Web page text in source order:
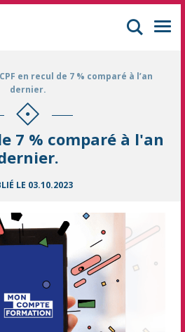
de formation continue à Mulhouse
CPF en recul de 7 % comparé à l’an
dernier.
7 % comparé à l'an
LE 03.10.2023